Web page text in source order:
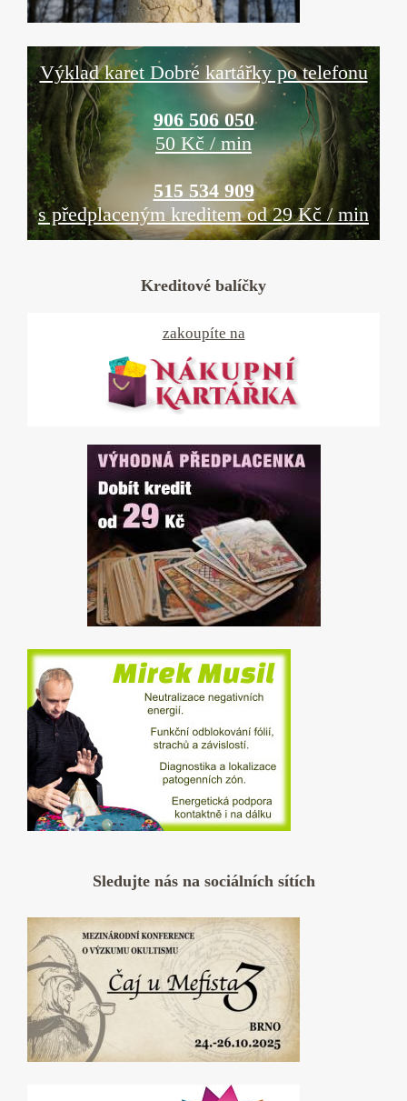
Výklad karet Dobré kartářky po telefonu
906 506 050
50 Kč / min
515 534 909
s předplaceným kreditem od 29 Kč / min
Kreditové balíčky
zakoupíte na
Sledujte nás na sociálních sítích